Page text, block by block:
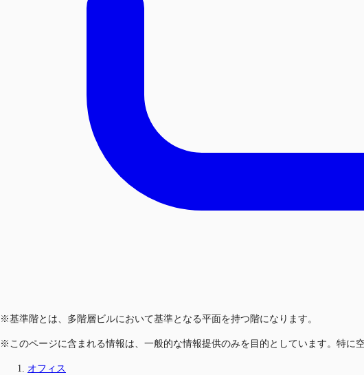
※基準階とは、多階層ビルにおいて基準となる平面を持つ階になります。
※このページに含まれる情報は、一般的な情報提供のみを目的としています。特に
オフィス